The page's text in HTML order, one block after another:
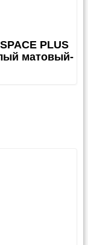
PLUS
матовый-